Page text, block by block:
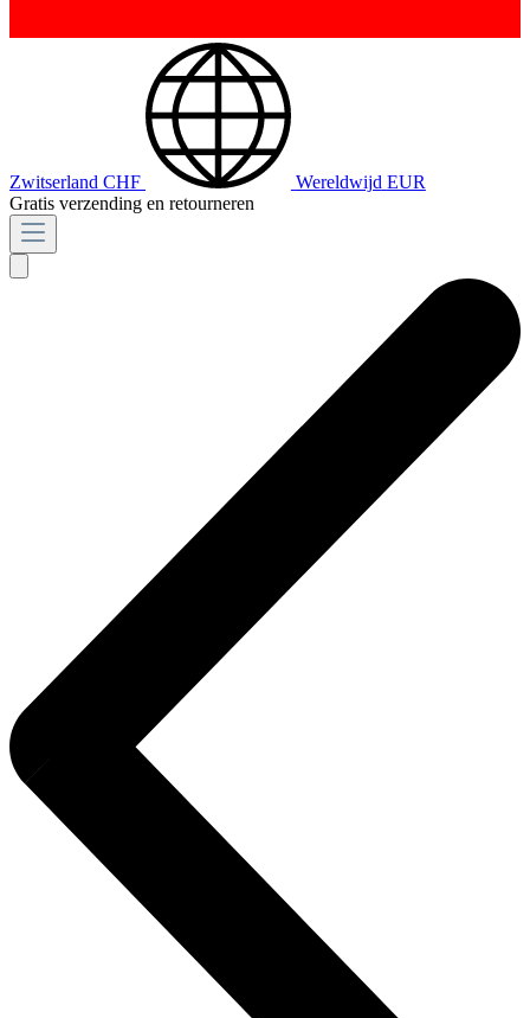
Zwitserland CHF Wereldwijd EUR
Gratis verzending en retourneren